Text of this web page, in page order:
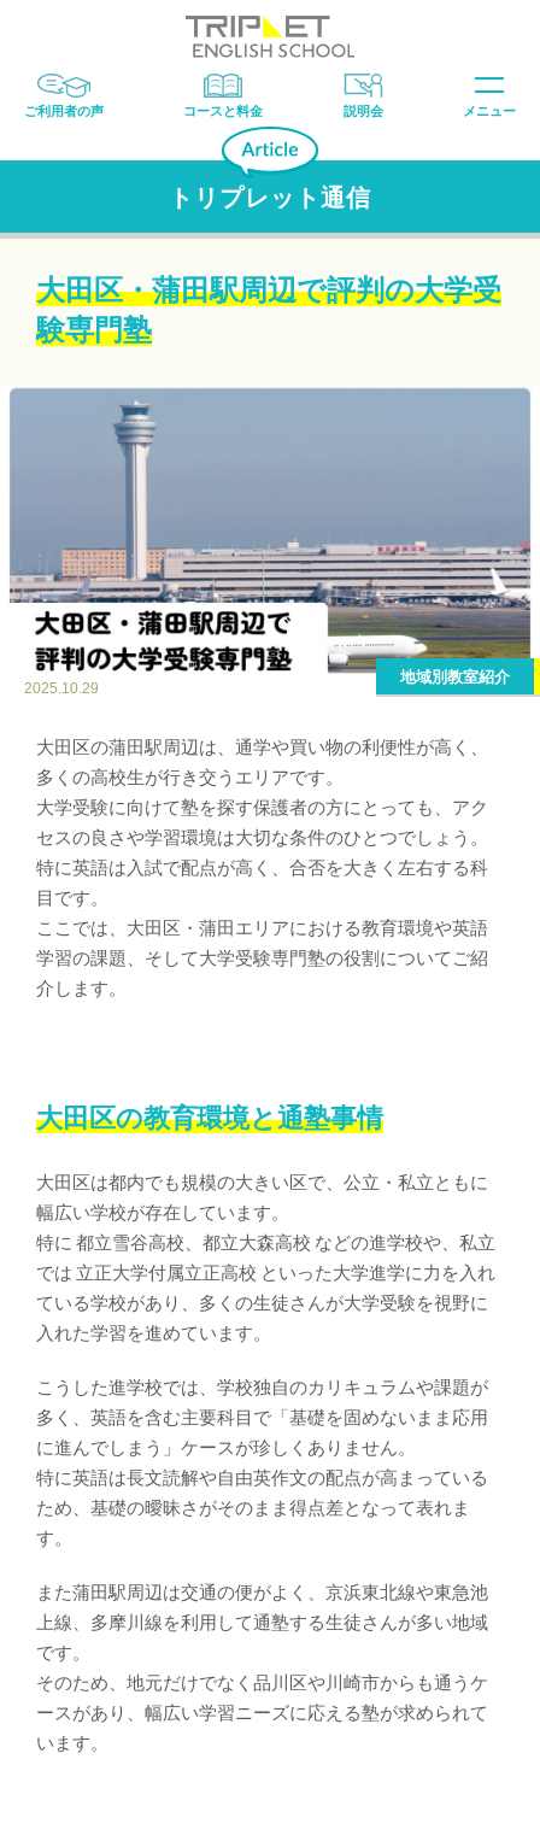
ご利用者の声 コースと料金 説明会 メニュー
トリプレット通信
大田区・蒲田駅周辺で評判の大学受
験専門塾
2025.10.29
地域別教室紹介
大田区の蒲田駅周辺は、通学や買い物の利便性が高く、
多くの高校生が行き交うエリアです。
大学受験に向けて塾を探す保護者の方にとっても、アク
セスの良さや学習環境は大切な条件のひとつでしょう。
特に英語は入試で配点が高く、合否を大きく左右する科
目です。
ここでは、大田区・蒲田エリアにおける教育環境や英語
学習の課題、そして大学受験専門塾の役割についてご紹
介します。
大田区の教育環境と通塾事情
大田区は都内でも規模の大きい区で、公立・私立ともに
幅広い学校が存在しています。
特に 都立雪谷高校、都立大森高校 などの進学校や、私立
では 立正大学付属立正高校 といった大学進学に力を入れ
ている学校があり、多くの生徒さんが大学受験を視野に
入れた学習を進めています。
こうした進学校では、学校独自のカリキュラムや課題が
多く、英語を含む主要科目で「基礎を固めないまま応用
に進んでしまう」ケースが珍しくありません。
特に英語は長文読解や自由英作文の配点が高まっている
ため、基礎の曖昧さがそのまま得点差となって表れま
す。
また蒲田駅周辺は交通の便がよく、京浜東北線や東急池
上線、多摩川線を利用して通塾する生徒さんが多い地域
です。
そのため、地元だけでなく品川区や川崎市からも通うケ
ースがあり、幅広い学習ニーズに応える塾が求められて
います。